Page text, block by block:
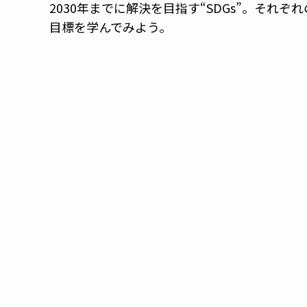
2030年までに解決を目指す“SDGs”。それぞ
目標を学んでみよう。